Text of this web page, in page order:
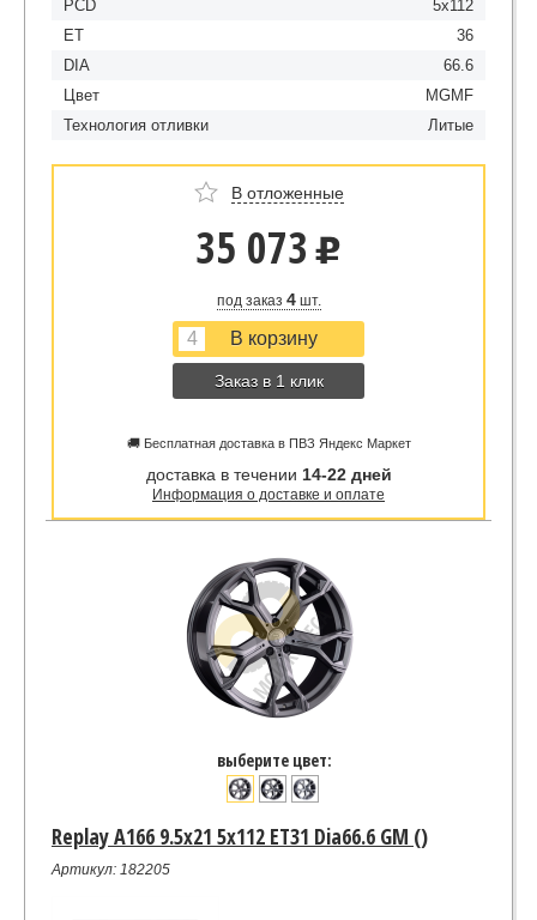
PCD
5x112
ET
36
DIA
66.6
Цвет
MGMF
Технология отливки
Литые
В отложенные
35 073 u
под заказ 4шт.
Заказ в 1 клик
🚚 Бесплатная доставка в ПВЗ Яндекс Маркет
доставка в течении 14-22 дней
Информация о доставке и оплате
выберите цвет:
Replay A166 9.5x21 5x112 ET31 Dia66.6 GM ()
Артикул: 182205